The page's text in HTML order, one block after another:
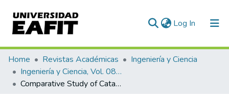
Log In (current)
Communities & Collections
All of DSpace
Home Revistas Académicas
Ingeniería y Ciencia
Ingeniería y Ciencia, Vol. 08, Núm. 16 (2012)
Comparative Study of Catalytic Systems T iO2 and N b2O5